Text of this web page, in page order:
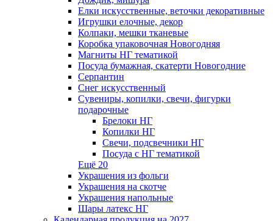
Елки искусственные, веточки декоративные
Игрушки елочные, декор
Колпаки, мешки тканевые
Коробка упаковочная Новогодняя
Магниты НГ тематикой
Посуда бумажная, скатерти Новогодние
Серпантин
Снег искусственный
Сувениры, копилки, свечи, фигурки
подарочные
Брелоки НГ
Копилки НГ
Свечи, подсвечники НГ
Посуда с НГ тематикой
Ещё 20
Украшения из фольги
Украшения на скотче
Украшения напольные
Шары латекс НГ